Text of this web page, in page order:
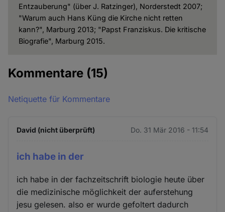
Entzauberung" (über J. Ratzinger), Norderstedt 2007;
"Warum auch Hans Küng die Kirche nicht retten
kann?", Marburg 2013; "Papst Franziskus. Die kritische
Biografie", Marburg 2015.
Kommentare (15)
Netiquette für Kommentare
David (nicht überprüft) Do. 31 Mär 2016 - 11:54
ich habe in der
ich habe in der fachzeitschrift biologie heute über
die medizinische möglichkeit der auferstehung
jesu gelesen. also er wurde gefoltert dadurch